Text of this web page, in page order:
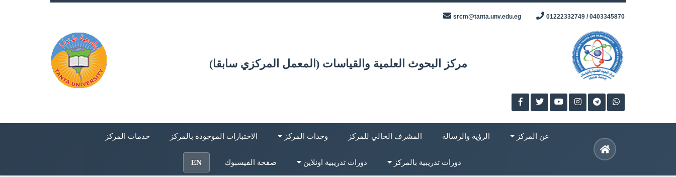
مركز البحوث العلمية والقياسات (المعمل المركزي سابقا)
0403345870 / 01222332749
srcm@tanta.unv.edu.eg
عن المركز الرؤية والرسالة المشرف الحالي للمركز وحدات المركز الاختبارات الموجودة بالمركز خدمات المركز
دورات تدريبية بالمركز دورات تدريبية اونلاين صفحة الفيسبوك EN